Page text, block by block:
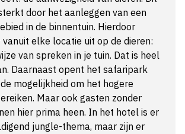
door het aanleggen van een
in de binnentuin. Hierdoor
vanuit elke locatie uit op de dieren:
van spreken in je tuin. Dat is heel
Daarnaast opent het safaripark
mogelijkheid om het hogere
Maar ook gasten zonder
hier prima heen. In het hotel is er
jungle-thema, maar zijn er